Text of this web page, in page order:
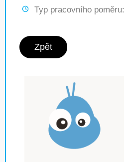
Typ pracovního poměru:
Zpět